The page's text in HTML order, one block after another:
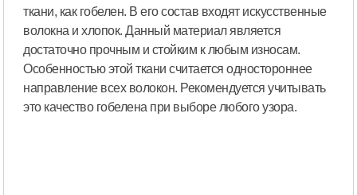
ткани, как гобелен. В его состав входят искусственные
волокна и хлопок. Данный материал является
достаточно прочным и стойким к любым износам.
Особенностью этой ткани считается одностороннее
направление всех волокон. Рекомендуется учитывать
это качество гобелена при выборе любого узора.